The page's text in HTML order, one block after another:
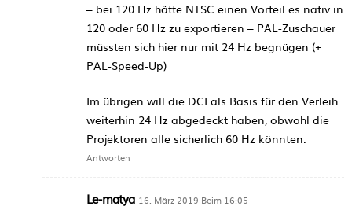
– bei 120 Hz hätte NTSC einen Vorteil es nativ in
120 oder 60 Hz zu exportieren – PAL-Zuschauer
müssten sich hier nur mit 24 Hz begnügen (+
PAL-Speed-Up)
Im übrigen will die DCI als Basis für den Verleih
weiterhin 24 Hz abgedeckt haben, obwohl die
Projektoren alle sicherlich 60 Hz könnten.
Antworten
Le-matya 16. März 2019 Beim 16:05